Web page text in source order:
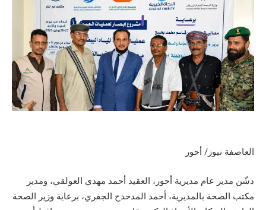
العاصفة نيوز/ أحور
دشّن مدير عام مديرية أحور، العقيد أحمد مهدي العولقي، ومدير
مكتب الصحة بالمديرية، أحمد المدحدح الجفري، برعاية وزير الصحة